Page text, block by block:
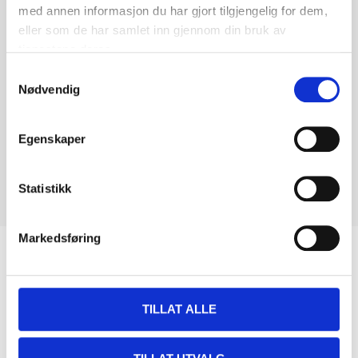
med annen informasjon du har gjort tilgjengelig for dem,
eller som de har samlet inn gjennom din bruk av
Nødvendig
Egenskaper
Statistikk
Markedsføring
TILLAT ALLE
DEL OPP DIN BETALING